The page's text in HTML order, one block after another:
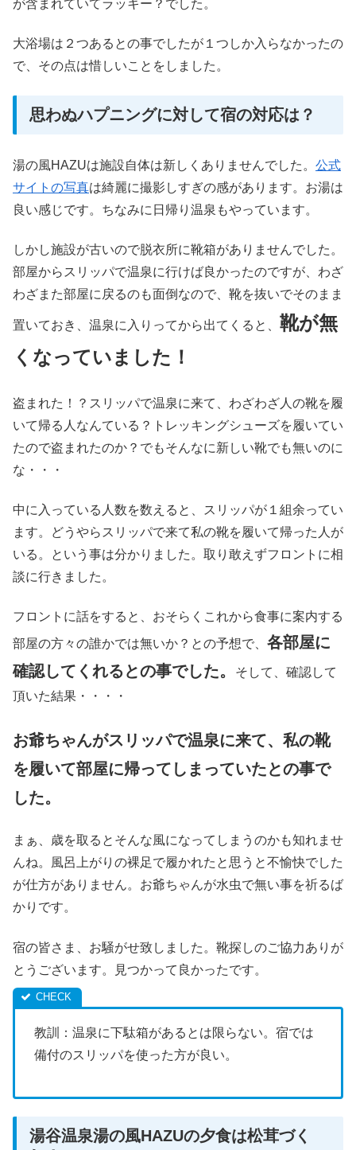
が含まれていてラッキー？でした。
大浴場は２つあるとの事でしたが１つしか入らなかったの
で、その点は惜しいことをしました。
思わぬハプニングに対して宿の対応は？
湯の風HAZUは施設自体は新しくありませんでした。 公式
サイトの写真は綺麗に撮影しすぎの感があります。お湯は
良い感じです。ちなみに日帰り温泉もやっています。
しかし施設が古いので脱衣所に靴箱がありませんでした。
部屋からスリッパで温泉に行けば良かったのですが、わざ
わざまた部屋に戻るのも面倒なので、靴を抜いでそのまま
置いておき、温泉に入りってから出てくると、 靴が無
くなっていました！
盗まれた！？スリッパで温泉に来て、わざわざ人の靴を履
いて帰る人なんている？トレッキングシューズを履いてい
たので盗まれたのか？でもそんなに新しい靴でも無いのに
な・・・
中に入っている人数を数えると、スリッパが１組余ってい
ます。どうやらスリッパで来て私の靴を履いて帰った人が
いる。という事は分かりました。取り敢えずフロントに相
談に行きました。
フロントに話をすると、おそらくこれから食事に案内する
部屋の方々の誰かでは無いか？との予想で、 各部屋に
確認してくれるとの事でした。
そして、確認して
頂いた結果・・・・
お爺ちゃんがスリッパで温泉に来て、 私の靴
を履いて部屋に帰ってしまっていたとの事で
した。
まぁ、歳を取るとそんな風になってしまうのかも知れませ
んね。風呂上がりの裸足で履かれたと思うと不愉快でした
が仕方がありません。お爺ちゃんが水虫で無い事を祈るば
かりです。
宿の皆さま、お騒がせ致しました。靴探しのご協力ありが
とうございます。見つかって良かったです。
教訓：温泉に下駄箱があるとは限らない。宿では
備付のスリッパを使った方が良い。
湯谷温泉湯の風HAZUの夕食は松茸づく